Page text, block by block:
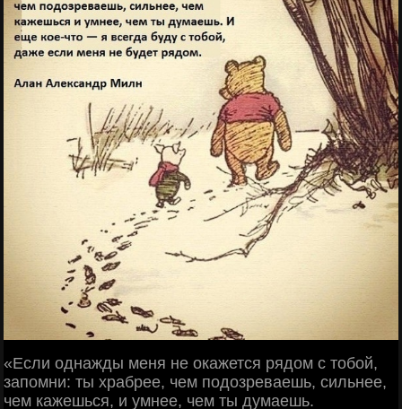
«Если однажды меня не окажется рядом с тобой,
запомни: ты храбрее, чем подозреваешь, сильнее,
чем кажешься, и умнее, чем ты думаешь.